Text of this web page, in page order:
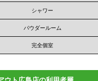
シャワー
パウダールーム
完全個室